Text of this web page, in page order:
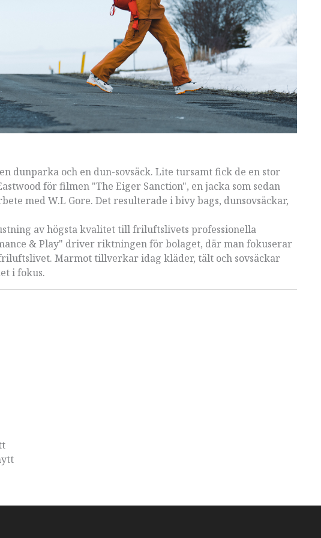
dunparka och en dun-sovsäck. Lite tursamt fick de en stor
för filmen "The Eiger Sanction", en jacka som sedan
med W.L Gore. Det resulterade i bivy bags, dunsovsäckar,
av högsta kvalitet till friluftslivets professionella
& Play" driver riktningen för bolaget, där man fokuserar
Marmot tillverkar idag kläder, tält och sovsäckar
i fokus.